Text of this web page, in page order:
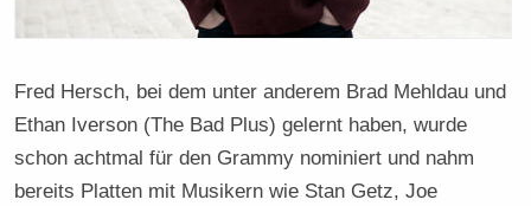
Fred Hersch, bei dem unter anderem Brad Mehldau und
Ethan Iverson (The Bad Plus) gelernt haben, wurde
schon achtmal für den Grammy nominiert und nahm
bereits Platten mit Musikern wie Stan Getz, Joe